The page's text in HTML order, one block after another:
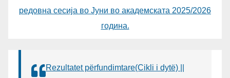
редовна сесија во Јуни во академската 2025/2026
година.
Rezultatet përfundimtare(Cikli i dytë) ||